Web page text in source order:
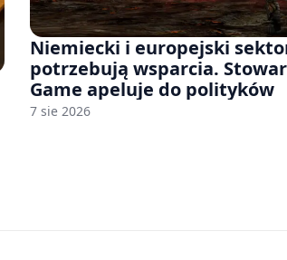
Niemiecki i europejski
potrzebują wsparcia.
Game apeluje do polityków
7 sie 2026